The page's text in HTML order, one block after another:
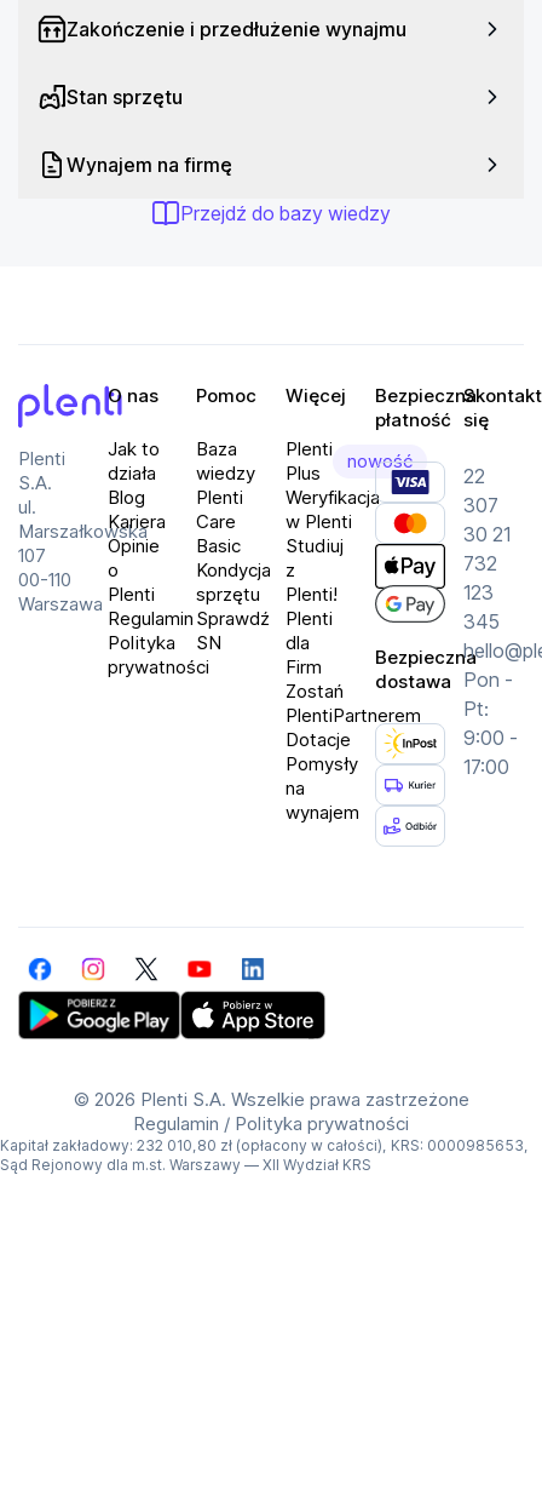
Częstotliwość odświeżania obrazu: 180 Hz
Jasność ekranu: 250 cd/m2
Klasa energetyczna: G
Zakończenie i przedłużenie wynajmu
Stan sprzętu
Wynajem na firmę
Przejdź do bazy wiedzy
Plenti
S.A.
ul.
Marszałkowska
107
00-110
Warszawa
O nas
Jak to
działa
Blog
Kariera
Opinie
o
Plenti
Regulamin
Polityka
prywatności
Pomoc
Baza
wiedzy
Plenti
Care
Basic
Kondycja
sprzętu
Sprawdź
SN
Więcej
Plenti
Plus
nowość
Weryfikacja
w Plenti
Studiuj
z
Plenti!
Plenti
dla
Firm
Zostań
PlentiPartnerem
Dotacje
Pomysły
na
wynajem
Bezpieczna
płatność
Bezpieczna
dostawa
się
22
307
30 21
732
123
345
Pon -
Pt:
9:00 -
17:00
FacebookInstagramTwitterYouTubeLinkedIn
© 2026 Plenti S.A. Wszelkie prawa zastrzeżone
Regulamin / Polityka prywatności
Kapitał zakładowy: 232 010,80 zł (opłacony w całości), KRS: 0000985653,
Sąd Rejonowy dla m.st. Warszawy — XII Wydział KRS